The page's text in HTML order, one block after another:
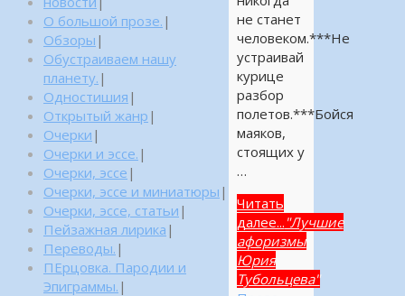
не станет
человеком.***Не
устраивай
курице
разбор
полетов.***Бойся
маяков,
стоящих у
…
Читать
далее... "Лучшие
афоризмы
Юрия
Тубольцева"
О большой прозе. |
Обзоры |
Обустраиваем нашу
планету. |
Одностишия |
Открытый жанр |
Очерки |
Очерки и эссе. |
Очерки, эссе |
Очерки, эссе и миниатюры |
Очерки, эссе, статьи |
Пейзажная лирика |
Переводы. |
ПЕрцовка. Пародии и
Эпиграммы. |